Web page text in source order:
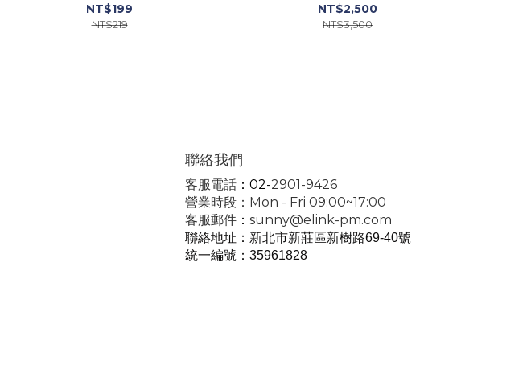
NT$199
NT$219
NT$2,500
NT$3,500
聯絡我們
客服電話 ：02-2901-9426
營業時段：Mon - Fri 09:00~17:00
客服郵件 ： sunny@elink-pm.com
聯絡地址：新北市新莊區新樹路69-40號
統一編號 ：35961828